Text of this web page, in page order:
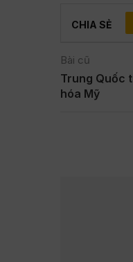
CHIA SẺ
Bài cũ
Trung Quốc
hóa Mỹ